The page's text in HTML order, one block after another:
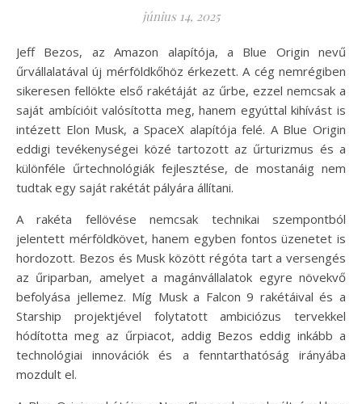
június 14, 2025
Jeff Bezos, az Amazon alapítója, a Blue Origin nevű
űrvállalatával új mérföldkőhöz érkezett. A cég nemrégiben
sikeresen fellökte első rakétáját az űrbe, ezzel nemcsak a
saját ambícióit valósította meg, hanem egyúttal kihívást is
intézett Elon Musk, a SpaceX alapítója felé. A Blue Origin
eddigi tevékenységei közé tartozott az űrturizmus és a
különféle űrtechnológiák fejlesztése, de mostanáig nem
tudtak egy saját rakétát pályára állítani.
A rakéta fellövése nemcsak technikai szempontból
jelentett mérföldkövet, hanem egyben fontos üzenetet is
hordozott. Bezos és Musk között régóta tart a versengés
az űriparban, amelyet a magánvállalatok egyre növekvő
befolyása jellemez. Míg Musk a Falcon 9 rakétáival és a
Starship projektjével folytatott ambiciózus tervekkel
hódította meg az űrpiacot, addig Bezos eddig inkább a
technológiai innovációk és a fenntarthatóság irányába
mozdult el.